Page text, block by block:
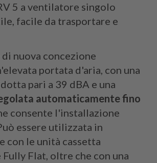
5 a ventilatore singolo
facile da trasportare e
nuova concezione
portata d'aria, con una
pari a 39 dBA e una
automaticamente fino
consente l'installazione
essere utilizzata in
con le unità cassetta
Fully Flat, oltre che con una